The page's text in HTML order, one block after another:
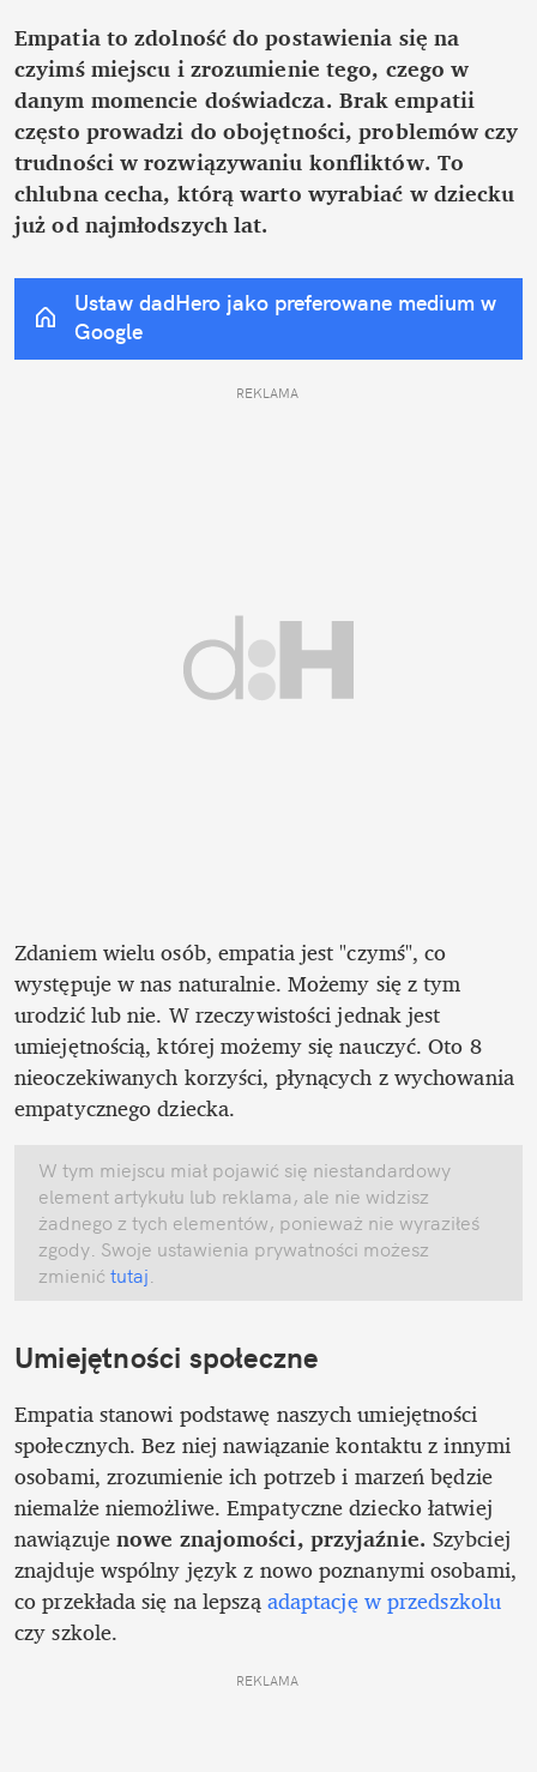
Empatia to zdolność do postawienia się na
czyimś miejscu i zrozumienie tego, czego w
danym momencie doświadcza. Brak empatii
często prowadzi do obojętności, problemów czy
trudności w rozwiązywaniu konfliktów. To
chlubna cecha, którą warto wyrabiać w dziecku
już od najmłodszych lat.
Ustaw dadHero jako preferowane medium w
Google
REKLAMA
Zdaniem wielu osób, empatia jest "czymś", co
występuje w nas naturalnie. Możemy się z tym
urodzić lub nie. W rzeczywistości jednak jest
umiejętnością, której możemy się nauczyć. Oto 8
nieoczekiwanych korzyści, płynących z wychowania
empatycznego dziecka.
W tym miejscu miał pojawić się niestandardowy
element artykułu lub reklama, ale nie widzisz
żadnego z tych elementów, ponieważ nie wyraziłeś
zgody. Swoje ustawienia prywatności możesz
zmienić tutaj
Umiejętności społeczne
Empatia stanowi podstawę naszych umiejętności
społecznych. Bez niej nawiązanie kontaktu z innymi
osobami, zrozumienie ich potrzeb i marzeń będzie
niemalże niemożliwe. Empatyczne dziecko łatwiej
nawiązuje nowe znajomości, przyjaźnie. Szybciej
znajduje wspólny język z nowo poznanymi osobami,
co przekłada się na lepszą adaptację w przedszkolu
czy szkole.
REKLAMA